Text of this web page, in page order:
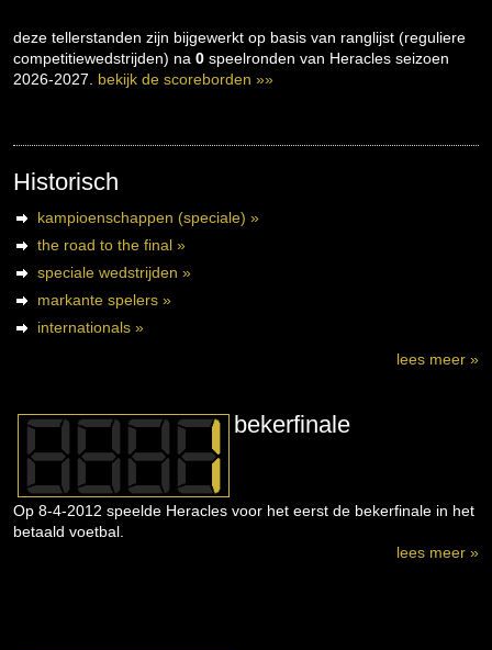
deze tellerstanden zijn bijgewerkt op basis van ranglijst (reguliere
competitiewedstrijden) na 0 speelronden van Heracles seizoen
2026-2027. bekijk de scoreborden »»
Historisch
kampioenschappen (speciale) »
the road to the final »
speciale wedstrijden »
markante spelers »
internationals »
lees meer »
bekerfinale
Op 8-4-2012 speelde Heracles voor het eerst de bekerfinale in het
betaald voetbal.
lees meer »